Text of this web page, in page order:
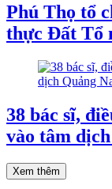
Phú Thọ tổ
thực Đất Tổ
38 bác sĩ,
vào tâm
Xem thêm